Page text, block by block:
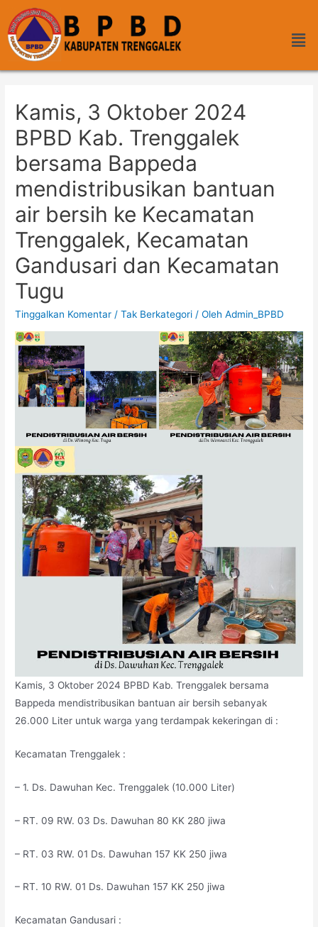
Kamis, 3 Oktober 2024
BPBD Kab. Trenggalek
bersama Bappeda
mendistribusikan bantuan
air bersih ke Kecamatan
Trenggalek, Kecamatan
Gandusari dan Kecamatan
Tugu
Tinggalkan Komentar /Tak Berkategori / OlehAdmin_BPBD
Kamis, 3 Oktober 2024 BPBD Kab. Trenggalek bersama
Bappeda mendistribusikan bantuan air bersih sebanyak
26.000 Liter untuk warga yang terdampak kekeringan di :
Kecamatan Trenggalek :
– 1. Ds. Dawuhan Kec. Trenggalek (10.000 Liter)
– RT. 09 RW. 03 Ds. Dawuhan 80 KK 280 jiwa
– RT. 03 RW. 01 Ds. Dawuhan 157 KK 250 jiwa
– RT. 10 RW. 01 Ds. Dawuhan 157 KK 250 jiwa
Kecamatan Gandusari :